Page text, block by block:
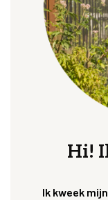
Hi!
Ik kweek